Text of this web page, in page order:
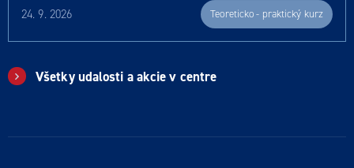
24. 9. 2026 Teoreticko - praktický kurz
Všetky udalosti a akcie v centre